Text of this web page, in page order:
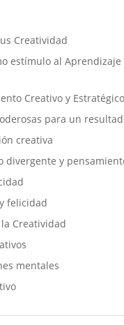
Creatividad
estímulo al Aprendizaje
Creativo y Estratégico
para un
creativa
divergente y
felicidad
Creatividad
mentales